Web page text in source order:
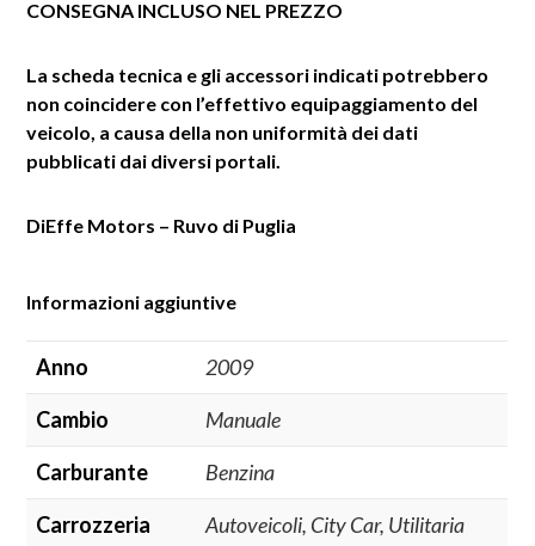
CONSEGNA INCLUSO NEL PREZZO
La scheda tecnica e gli accessori indicati potrebbero
non coincidere con l’effettivo equipaggiamento del
veicolo, a causa della non uniformità dei dati
pubblicati dai diversi portali.
DiEffe Motors – Ruvo di Puglia
Informazioni aggiuntive
Anno
2009
Cambio
Manuale
Carburante
Benzina
Carrozzeria
Autoveicoli, City Car, Utilitaria